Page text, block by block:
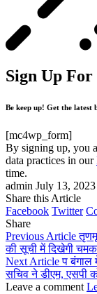
Sign Up
Be keep up! Get the
[mc4wp_form]
By signing up, you
data practices in our
time.
admin July 13, 2023
Share this Article
Facebook Twitter
Share
Previous Article
की सूची में दिखेगी चमक
Next Article प बंगाल
सचिव ने डीएम, एसपी
Leave a comment